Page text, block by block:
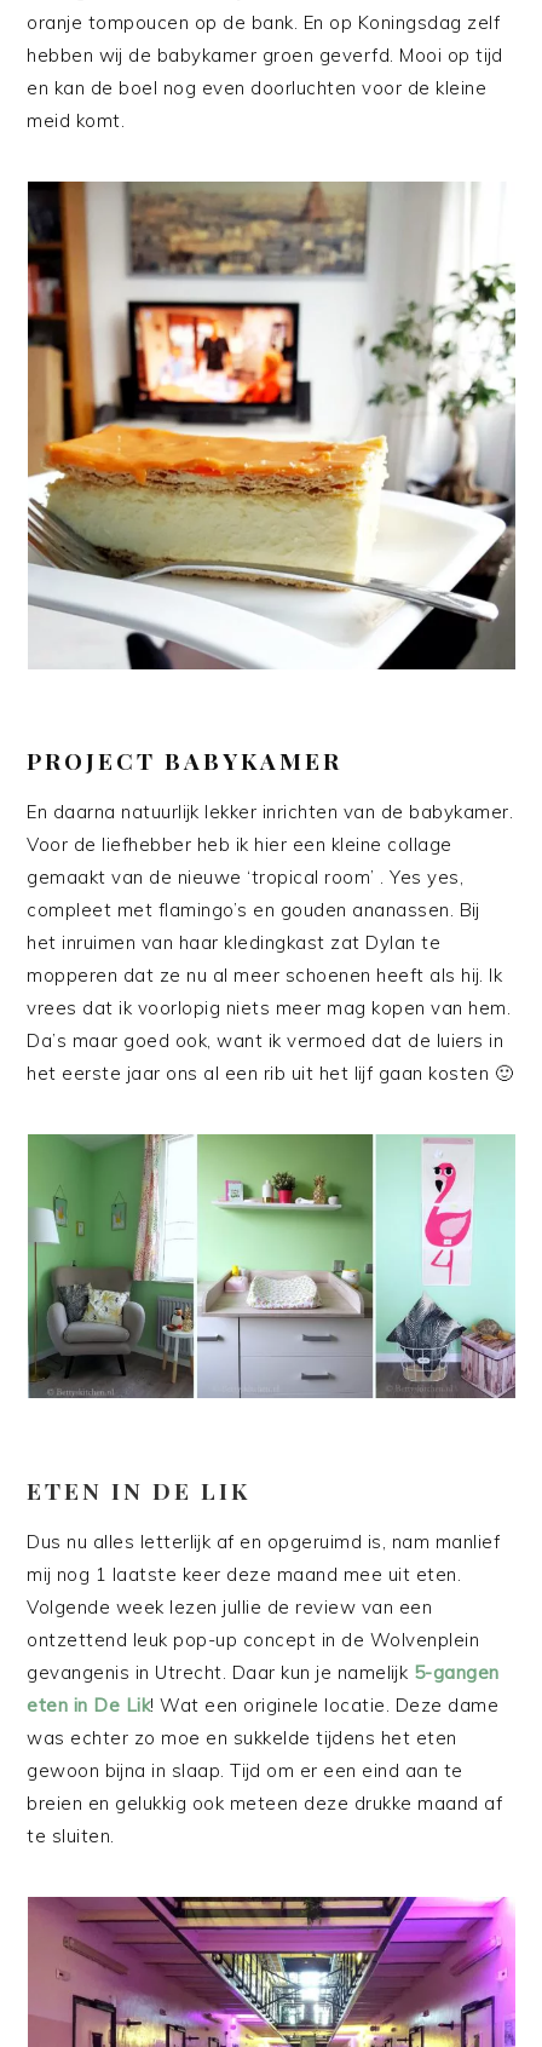
oranje tompoucen op de bank. En op Koningsdag zelf
hebben wij de babykamer groen geverfd. Mooi op tijd
en kan de boel nog even doorluchten voor de kleine
meid komt.
PROJECT BABYKAMER
En daarna natuurlijk lekker inrichten van de babykamer.
Voor de liefhebber heb ik hier een kleine collage
gemaakt van de nieuwe ‘tropical room’ . Yes yes,
compleet met flamingo’s en gouden ananassen. Bij
het inruimen van haar kledingkast zat Dylan te
mopperen dat ze nu al meer schoenen heeft als hij. Ik
vrees dat ik voorlopig niets meer mag kopen van hem.
Da’s maar goed ook, want ik vermoed dat de luiers in
het eerste jaar ons al een rib uit het lijf gaan kosten 🙂
ETEN IN DE LIK
Dus nu alles letterlijk af en opgeruimd is, nam manlief
mij nog 1 laatste keer deze maand mee uit eten.
Volgende week lezen jullie de review van een
ontzettend leuk pop-up concept in de Wolvenplein
gevangenis in Utrecht. Daar kun je namelijk 5-gangen
eten in De Lik! Wat een originele locatie. Deze dame
was echter zo moe en sukkelde tijdens het eten
gewoon bijna in slaap. Tijd om er een eind aan te
breien en gelukkig ook meteen deze drukke maand af
te sluiten.